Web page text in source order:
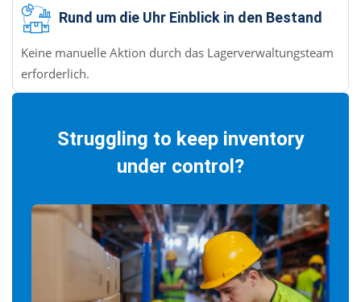
Rund um die Uhr Einblick in den Bestand
Keine manuelle Aktion durch das Lagerverwaltungsteam
erforderlich.
Struggling to keep inventory
under control?